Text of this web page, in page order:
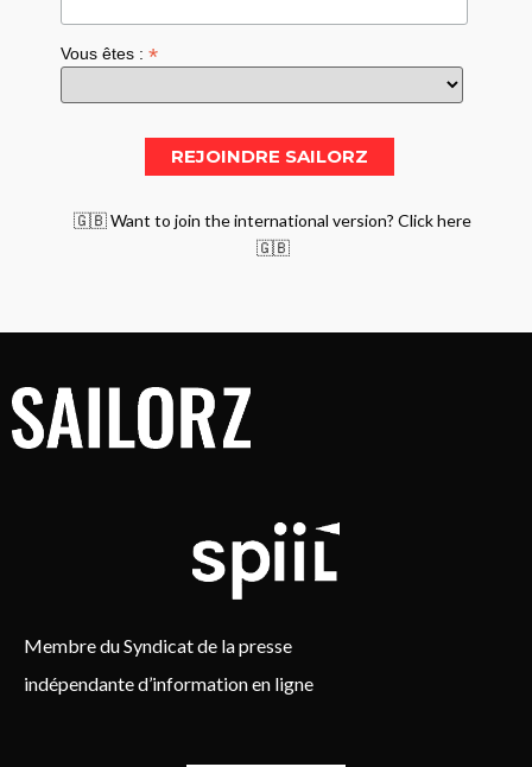
Vous êtes :*
🇬🇧 Want to join the international version? Click here
🇬🇧
Membre du Syndicat de la presse
indépendante d’information en ligne